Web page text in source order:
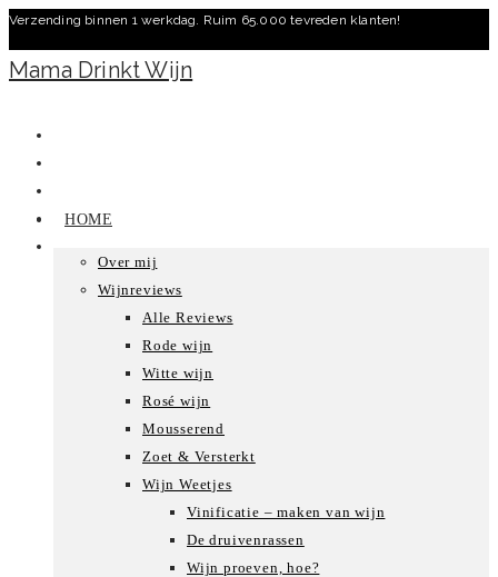
Ga
naar
inhoud
Verzending binnen 1 werkdag. Ruim 65.000 tevreden klanten!
Mama Drinkt Wijn
HOME
Over mij
Wijnreviews
Alle Reviews
Rode wijn
Witte wijn
Rosé wijn
Mousserend
Zoet & Versterkt
Wijn Weetjes
Vinificatie – maken van wijn
De druivenrassen
Wijn proeven, hoe?